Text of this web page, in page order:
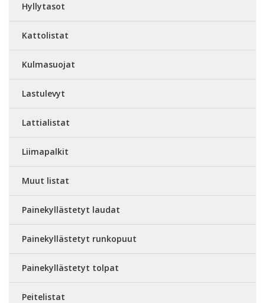
Hyllytasot
Kattolistat
Kulmasuojat
Lastulevyt
Lattialistat
Liimapalkit
Muut listat
Painekyllästetyt laudat
Painekyllästetyt runkopuut
Painekyllästetyt tolpat
Peitelistat